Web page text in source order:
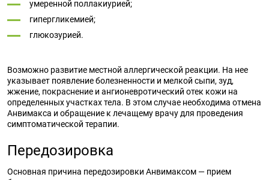
умеренной поллакиурией;
гипергликемией;
глюкозурией.
Возможно развитие местной аллергической реакции. На нее
указывает появление болезненности и мелкой сыпи, зуд,
жжение, покраснение и ангионевротический отек кожи на
определенных участках тела. В этом случае необходима отмена
Анвимакса и обращение к лечащему врачу для проведения
симптоматической терапии.
Передозировка
Основная причина передозировки Анвимаксом — прием